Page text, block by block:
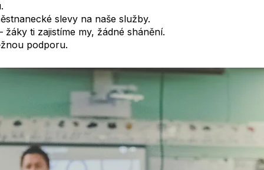
slevy na naše služby.
ti zajistíme my, žádné shánění.
podporu.